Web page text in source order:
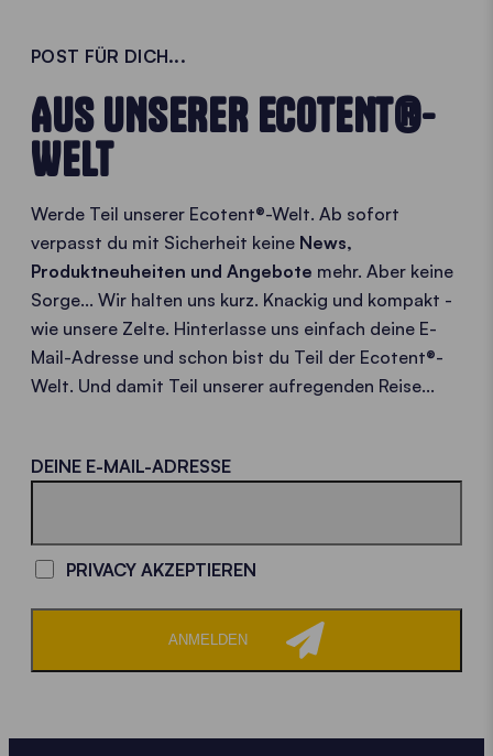
POST FÜR DICH...
AUS UNSERER ECOTENT®-
WELT
Werde Teil unserer Ecotent®-Welt. Ab sofort
verpasst du mit Sicherheit keine News,
Produktneuheiten und Angebote mehr. Aber keine
Sorge... Wir halten uns kurz. Knackig und kompakt -
wie unsere Zelte. Hinterlasse uns einfach deine E-
Mail-Adresse und schon bist du Teil der Ecotent®-
Welt. Und damit Teil unserer aufregenden Reise...
DEINE E-MAIL-ADRESSE
PRIVACY AKZEPTIEREN
ANMELDEN
LOADING - LOADING - LOADING - LOADING -